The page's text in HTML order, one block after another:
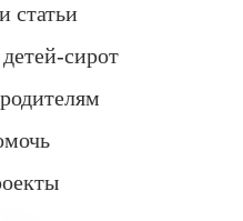
статьи
сирот